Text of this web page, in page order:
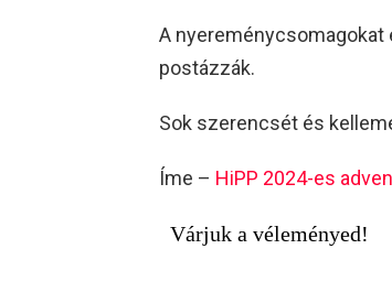
A nyereménycsomagokat
postázzák.
Sok szerencsét és
Íme – HiPP 2024-es
Várjuk a véleményed!